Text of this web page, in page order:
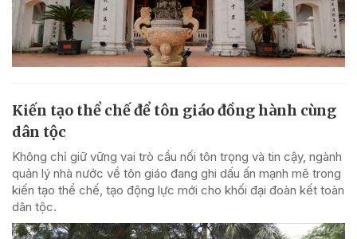
Kiến tạo thể chế để tôn giáo đồng hành cùng
dân tộc
Không chỉ giữ vững vai trò cầu nối tôn trọng và tin cậy, ngành
quản lý nhà nước về tôn giáo đang ghi dấu ấn mạnh mẽ trong
kiến tạo thể chế, tạo động lực mới cho khối đại đoàn kết toàn
dân tộc.